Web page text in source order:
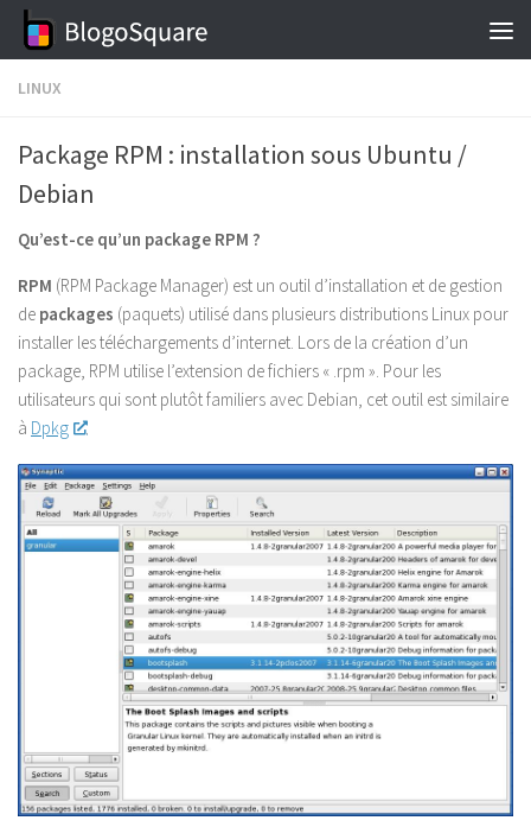
Skip to content
LINUX
Package RPM : installation sous Ubuntu /
Debian
Qu’est-ce qu’un package RPM ?
RPM (RPM Package Manager) est un outil d’installation et de gestion
de packages (paquets) utilisé dans plusieurs distributions Linux pour
installer les téléchargements d’internet. Lors de la création d’un
package, RPM utilise l’extension de fichiers « .rpm ». Pour les
utilisateurs qui sont plutôt familiers avec Debian, cet outil est similaire
à Dpkg .